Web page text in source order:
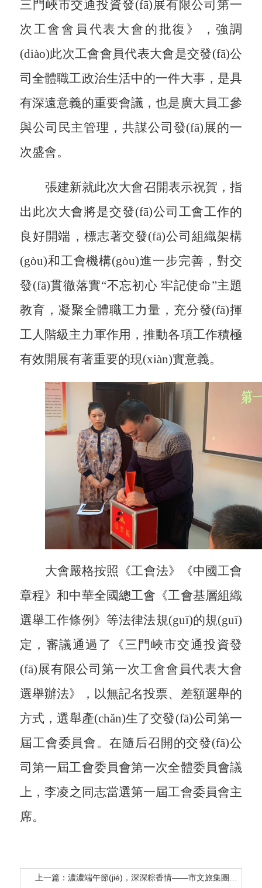
三門峽市交通投資發(fā)展有限公司第一
次工會會員代表大會的批復》，強調
(diào)此次工會會員代表大會是交發(fā)公
司全體職工政治生活中的一件大事，是具
有深遠意義的重要會議，也是廣大員工參
與公司民主管理，共謀公司發(fā)展的一
次盛會。
張建新就此次大會召開表示祝賀，指
出 此次大會將是交發(fā)公司工會工作的
良好開端，標志著交發(fā)公司組織架構
(gòu)和工會機構(gòu)進一步完善，對交
發(fā)貫徹落實“不忘初心 牢記使命”主題
教育，凝聚全體職工力量，充分發(fā)揮
工人階級主力軍作用，推動各項工作積極
有效開展有著重要的現(xiàn)實意義。
大會嚴格按照《工會法》《中國工會
章程》和中華全國總工會《工會基層組織
選舉工作條例》等法律法規(guī)的規(guī)
定，審議通過了《三門峽市交通投資發
(fā)展有限公司第一次工會會員代表大會
選舉辦法》，以無記名投票、差額選舉的
方式，選舉產(chǎn)生了交發(fā)公司第一
屆工會委員會。在隨后召開的交發(fā)公
司第一屆工會委員會第一次全體委員會議
上，李凌之同志當選第一屆工會委員會主
席。
上一篇：濃濃端午節(jié)，深深粽香情——市文旅集團組織開展端午節(jié)主題活動